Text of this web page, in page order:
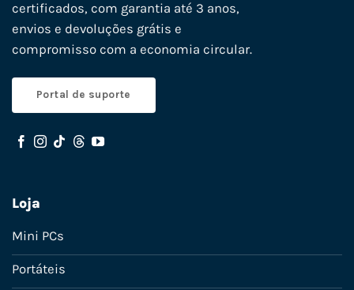
certificados, com garantia até 3 anos,
envios e devoluções grátis e
compromisso com a economia circular.
Portal de suporte
Loja
Mini PCs
Portáteis